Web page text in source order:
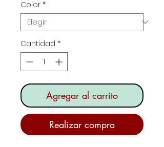
oferta
Color *
Cantidad *
Agregar al carrito
Realizar compra